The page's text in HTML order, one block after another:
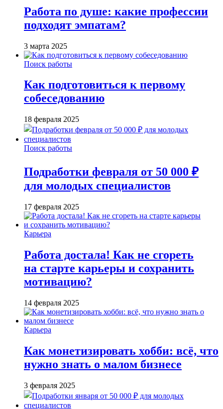
Работа по душе: какие профессии
подходят эмпатам?
3 марта 2025
Поиск работы
Как подготовиться к первому
собеседованию
18 февраля 2025
Поиск работы
Подработки февраля от 50 000 ₽
для молодых специалистов
17 февраля 2025
Карьера
Работа достала! Как не сгореть
на старте карьеры и сохранить
мотивацию?
14 февраля 2025
Карьера
Как монетизировать хобби: всё, что
нужно знать о малом бизнесе
3 февраля 2025